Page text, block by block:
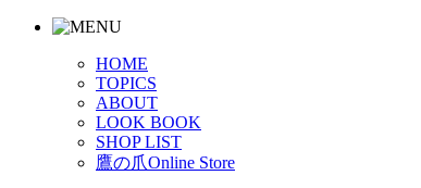
HOME
TOPICS
ABOUT
LOOK BOOK
SHOP LIST
鷹の爪Online Store